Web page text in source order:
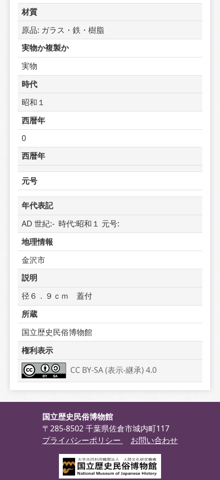
材質
原品: ガラス・鉄・樹脂
実物か複製か
実物
時代
昭和１
西暦年
0
西暦年
元号
年代表記
AD 世紀:-  時代:昭和１ 元号:
地理情報
金沢市
説明
径６．９ｃｍ　蓋付
所蔵
国立歴史民俗博物館
権利表示
CC BY-SA (表示-継承) 4.0
国立歴史民俗博物館
〒285-8502 千葉県佐倉市城内町117
プライバシーポリシー
お問い合わせ